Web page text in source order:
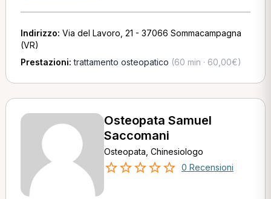
Indirizzo: Via del Lavoro, 21 - 37066 Sommacampagna
(VR)
Prestazioni:trattamento osteopatico (60 min · 60,00€)
Osteopata Samuel
Saccomani
Osteopata, Chinesiologo
0 Recensioni